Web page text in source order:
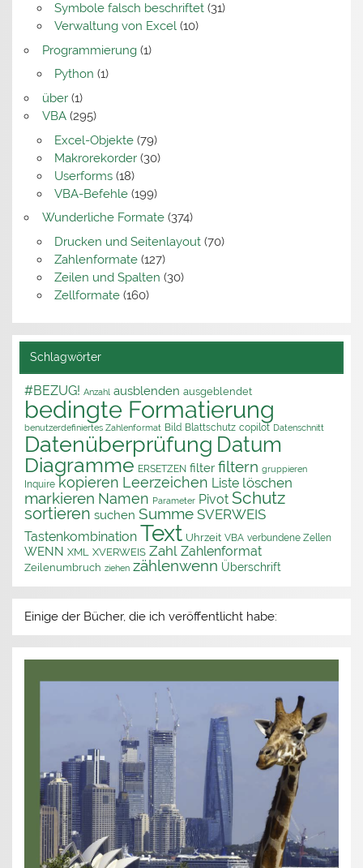
Symbole falsch beschriftet(31)
Verwaltung von Excel(10)
Programmierung(1)
Python (1)
über(1)
VBA(295)
Excel-Objekte(79)
Makrorekorder(30)
Userforms(18)
VBA-Befehle(199)
Wunderliche Formate(374)
Drucken und Seitenlayout(70)
Zahlenformate(127)
Zeilen und Spalten (30)
Zellformate(160)
Schlagwörter
#BEZUG! Anzahl ausblenden ausgeblendet
bedingte Formatierung
benutzerdefiniertes Zahlenformat Bild Blattschutz copilot Datenschnitt
Datenüberprüfung Datum
Diagramme ERSETZEN filter filtern gruppieren
Inquire kopieren Leerzeichen Liste löschen
markieren Namen Parameter Pivot Schutz
sortieren suchen Summe SVERWEIS
Tastenkombination Text Uhrzeit VBA verbundene Zellen
WENN XML XVERWEIS Zahl Zahlenformat
Zeilenumbruch ziehen zählenwenn Überschrift
Einige der Bücher, die ich veröffentlicht habe: